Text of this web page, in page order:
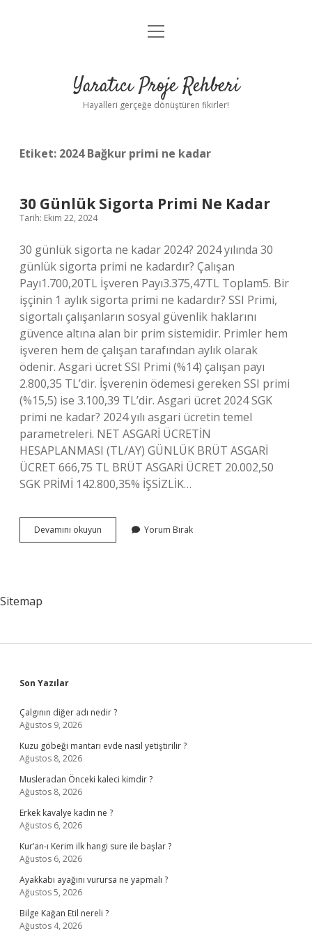
Anasayfa
Yasal Uyarı
menüyü
Yaratıcı Proje Rehberi
Hayalleri gerçeğe dönüştüren fikirler!
Etiket: 2024 Bağkur primi ne kadar
30 Günlük Sigorta Primi Ne Kadar
Tarih: Ekim 22, 2024
30 günlük sigorta ne kadar 2024? 2024 yılında 30
günlük sigorta primi ne kadardır? Çalışan
Payı1.700,20TL İşveren Payı3.375,47TL Toplam5. Bir
işçinin 1 aylık sigorta primi ne kadardır? SSI Primi,
sigortalı çalışanların sosyal güvenlik haklarını
güvence altına alan bir prim sistemidir. Primler hem
işveren hem de çalışan tarafından aylık olarak
ödenir. Asgari ücret SSI Primi (%14) çalışan payı
2.800,35 TL’dir. İşverenin ödemesi gereken SSI primi
(%15,5) ise 3.100,39 TL’dir. Asgari ücret 2024 SGK
primi ne kadar? 2024 yılı asgari ücretin temel
parametreleri. NET ASGARİ ÜCRETİN
HESAPLANMASI (TL/AY) GÜNLÜK BRÜT ASGARİ
ÜCRET 666,75 TL BRÜT ASGARİ ÜCRET 20.002,50
SGK PRİMİ 142.800,35% İŞSİZLİK…
Devamını okuyun
Günlük
Yorum Bırak
Sitemap
Sidebar
Son Yazılar
Çalgının diğer adı nedir ?
Ağustos 9, 2026
Kuzu göbeği mantarı evde nasıl yetiştirilir ?
Ağustos 8, 2026
Musleradan Önceki kaleci kimdir ?
Ağustos 8, 2026
Erkek kavalye kadın ne ?
Ağustos 6, 2026
Kur’an-ı Kerim ilk hangi sure ile başlar ?
Ağustos 6, 2026
Ayakkabı ayağını vurursa ne yapmalı ?
Ağustos 5, 2026
Bilge Kağan Etil nereli ?
Ağustos 4, 2026